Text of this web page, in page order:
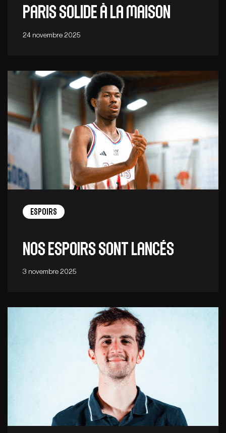
Paris solide à la maison
24 novembre 2025
Espoirs
Nos Espoirs sont lancés
3 novembre 2025